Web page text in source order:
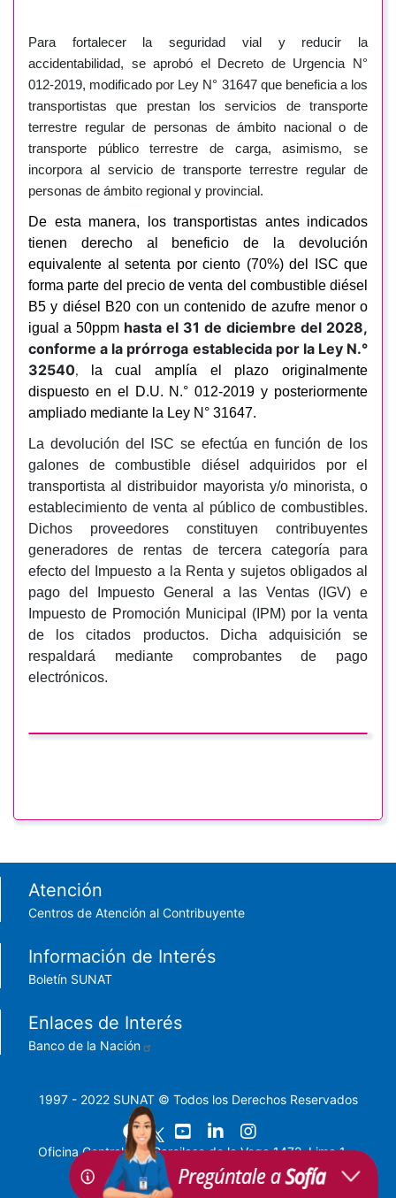
Para fortalecer la seguridad vial y reducir la
accidentabilidad, se aprobó el Decreto de Urgencia N°
012-2019, modificado por Ley N° 31647 que beneficia a los
transportistas que prestan los servicios de transporte
terrestre regular de personas de ámbito nacional o de
transporte público terrestre de carga, asimismo, se
incorpora al servicio de transporte terrestre regular de
personas de ámbito regional y provincial.
De esta manera, los transportistas antes indicados
tienen derecho al beneficio de la devolución
equivalente al setenta por ciento (70%) del ISC que
forma parte del precio de venta del combustible diésel
B5 y diésel B20 con un contenido de azufre menor o
igual a 50ppm hasta el 31 de diciembre del 2028,
conforme a la prórroga establecida por la Ley N.°
32540,
la cual amplía el plazo originalmente
dispuesto en el D.U. N.° 012‑2019 y posteriormente
ampliado mediante la Ley N° 31647.
La devolución del ISC se efectúa en función de los
galones de combustible diésel adquiridos por el
transportista al distribuidor mayorista y/o minorista, o
establecimiento de venta al público de combustibles.
Dichos proveedores constituyen contribuyentes
generadores de rentas de tercera categoría para
efecto del Impuesto a la Renta y sujetos obligados al
pago del Impuesto General a las Ventas (IGV) e
Impuesto de Promoción Municipal (IPM) por la venta
de los citados productos. Dicha adquisición se
respaldará mediante comprobantes de pago
electrónicos.
Footer menu
Atención
Centros de Atención al Contribuyente
Información de Interés
Boletín SUNAT
Enlaces de Interés
Banco de la Nación
1997 - 2022 SUNAT © Todos los Derechos Reservados
Oficina Central: Av. Garcilaso de la Vega 1472, Lima 1